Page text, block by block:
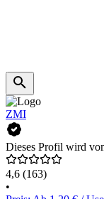
ZMI
Dieses Profil wird
4,6 (163)
•